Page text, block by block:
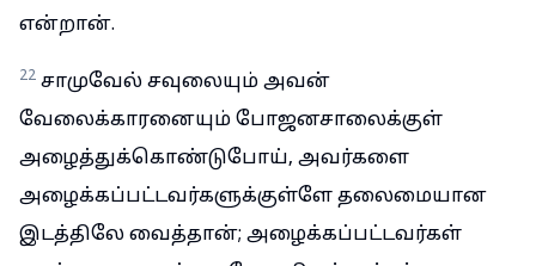
என்றான்.
22 சாமுவேல் சவுலையும் அவன்
வேலைக்காரனையும் போஜனசாலைக்குள்
அழைத்துக்கொண்டுபோய், அவர்களை
அழைக்கப்பட்டவர்களுக்குள்ளே தலைமையான
இடத்திலே வைத்தான்; அழைக்கப்பட்டவர்கள்